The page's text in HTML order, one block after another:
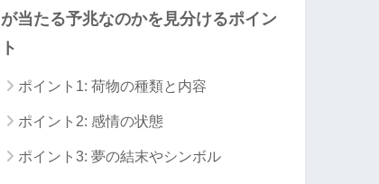
が当たる予兆なのかを見分けるポイン
ト
ポイント1: 荷物の種類と内容
ポイント2: 感情の状態
ポイント3: 夢の結末やシンボル